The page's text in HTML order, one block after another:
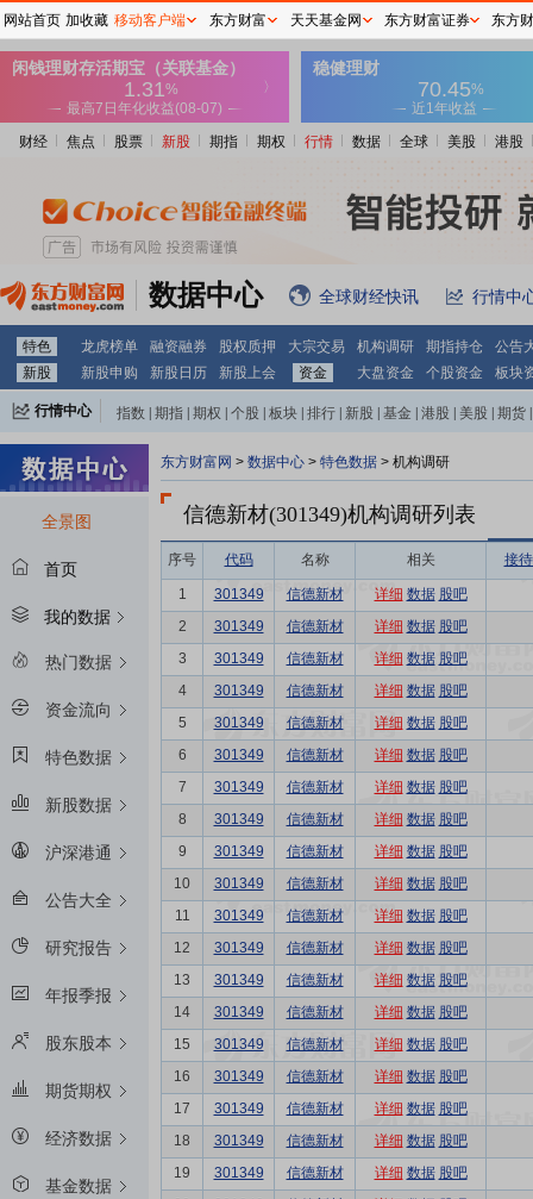
财经 焦点 股票 新股 期指 期权 行情 数据 全球 美股 港股
数据中心 全球财经快讯 行情中
特色 龙虎榜单 融资融券 股权质押 大宗交易 机构调研 期指持仓
公告
新股
新股申购 新股日历 新股上会 资金 大盘资金 个股资金 板块
行情中心 指数 期指 期权 个股 板块 排行 新股 基金 港股 美股 期货
全景图
首页
我的数据
热门数据
资金流向
特色数据
新股数据
沪深港通
公告大全
研究报告
年报季报
股东股本
期货期权
经济数据
基金数据
东方财富网 > 数据中心 > 特色数据 > 机构调研
信德新材(301349)机构调研列表
序号 代码 名称 相关 接
1 301349 信德新材 详细 数据 股吧
2
301349 信德新材 详细 数据 股吧
3
301349 信德新材 详细 数据 股吧
4
301349 信德新材 详细 数据 股吧
5
301349 信德新材 详细 数据 股吧
6
301349 信德新材 详细 数据 股吧
7
301349 信德新材 详细 数据 股吧
8
301349 信德新材 详细 数据 股吧
9
301349 信德新材 详细 数据 股吧
10
301349 信德新材 详细 数据 股吧
11
301349 信德新材 详细 数据 股吧
12
301349 信德新材 详细 数据 股吧
13
301349 信德新材 详细 数据 股吧
14
301349 信德新材 详细 数据 股吧
15
301349 信德新材 详细 数据 股吧
16
301349 信德新材 详细 数据 股吧
17
301349 信德新材 详细 数据 股吧
18
301349 信德新材 详细 数据 股吧
19
301349 信德新材 详细 数据 股吧
网站首页 加收藏 移动客户端 东方财富 天天基金网 东方财富证券 东方